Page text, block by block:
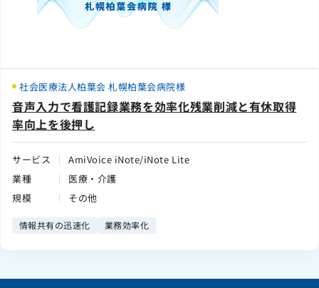
社会医療法人柏葉会 札幌柏葉会病院様
音声入力で看護記録業務を効率化残業削減と有休取得
率向上を後押し
サービス
AmiVoice iNote/iNote Lite
業種
医療・介護
規模
その他
情報共有の迅速化 業務効率化